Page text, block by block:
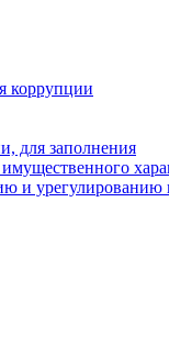
коррупции
для заполнения
и урегулированию